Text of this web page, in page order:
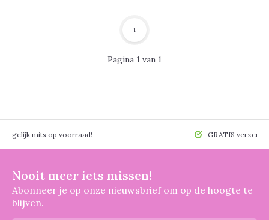
Pagina 1 van 1
1
mits op voorraad! GRATIS
Nooit meer iets missen!
Abonneer je op onze nieuwsbrief om op de hoogte te
blijven.